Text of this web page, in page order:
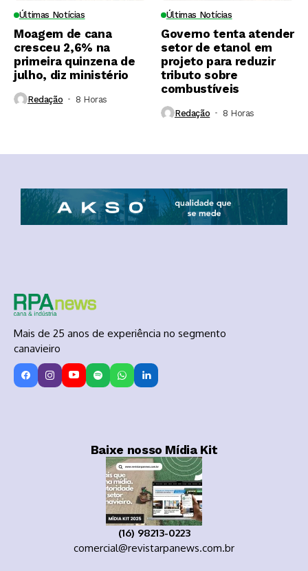
Últimas Notícias
Moagem de cana
cresceu 2,6% na
primeira quinzena de
julho, diz ministério
Redação 8 Horas ⁮
Últimas Notícias
Governo tenta atender
setor de etanol em
projeto para reduzir
tributo sobre
combustíveis
Redação 8 Horas ⁮
Mais de 25 anos de experiência no segmento
canavieiro
Baixe nosso Mídia Kit
(16) 98213-0223
comercial@revistarpanews.com.br